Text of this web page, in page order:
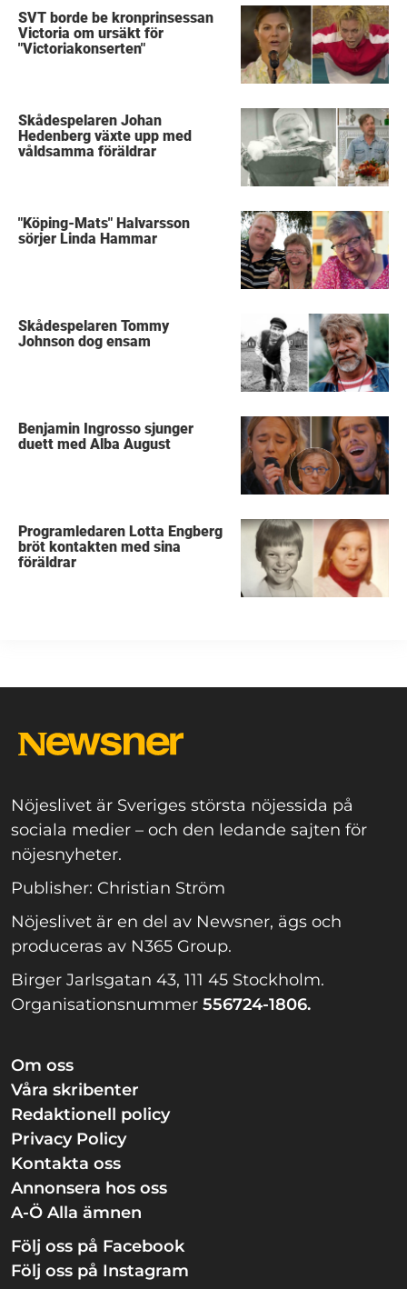
SVT borde be kronprinsessan
Victoria om ursäkt för
"Victoriakonserten"
Skådespelaren Johan
Hedenberg växte upp med
våldsamma föräldrar
"Köping-Mats" Halvarsson
sörjer Linda Hammar
Skådespelaren Tommy
Johnson dog ensam
Benjamin Ingrosso sjunger
duett med Alba August
Programledaren Lotta Engberg
bröt kontakten med sina
föräldrar
Nöjeslivet är Sveriges största nöjessida på
sociala medier – och den ledande sajten för
nöjesnyheter.
Publisher: Christian Ström
Nöjeslivet är en del av Newsner, ägs och
produceras av N365 Group.
Birger Jarlsgatan 43, 111 45 Stockholm.
Organisationsnummer 556724-1806.
Om oss
Våra skribenter
Redaktionell policy
Privacy Policy
Kontakta oss
Annonsera hos oss
A-Ö Alla ämnen
Följ oss på Facebook
Följ oss på Instagram